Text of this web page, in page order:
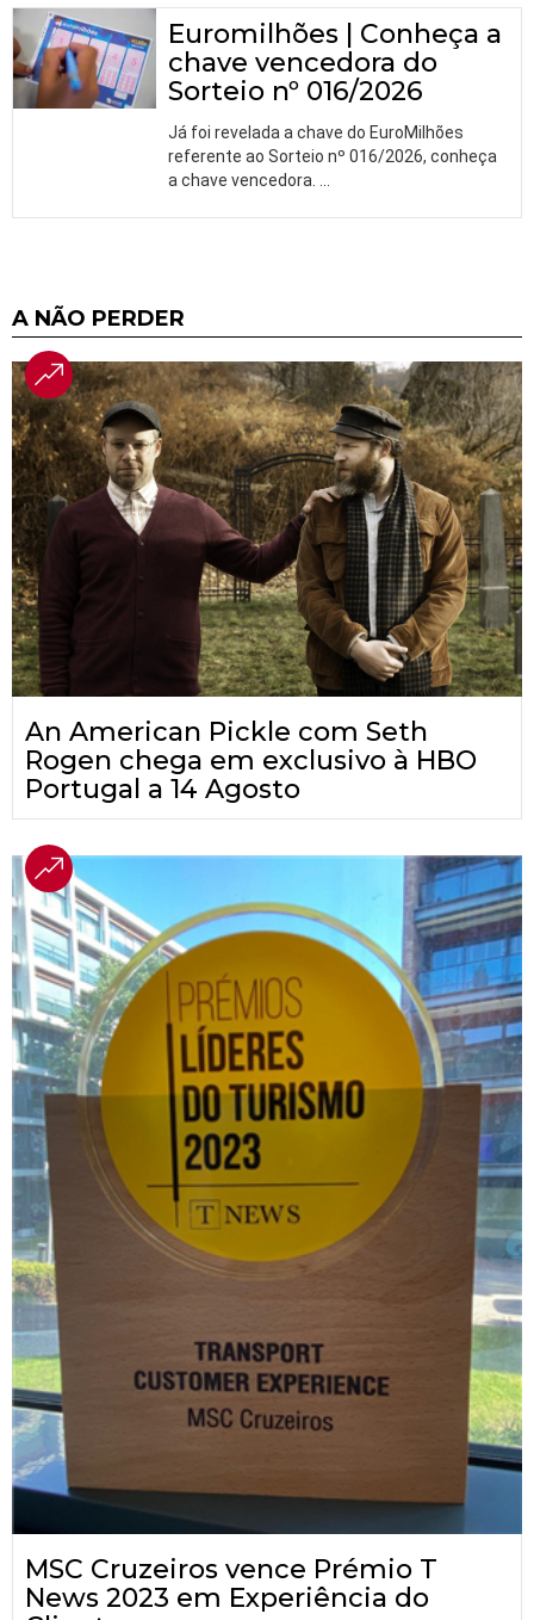
Euromilhões | Conheça a
chave vencedora do
Sorteio nº 016/2026
Já foi revelada a chave do EuroMilhões
referente ao Sorteio nº 016/2026, conheça
a chave vencedora.
A NÃO PERDER
An American Pickle com Seth
Rogen chega em exclusivo à HBO
Portugal a 14 Agosto
MSC Cruzeiros vence Prémio T
News 2023 em Experiência do